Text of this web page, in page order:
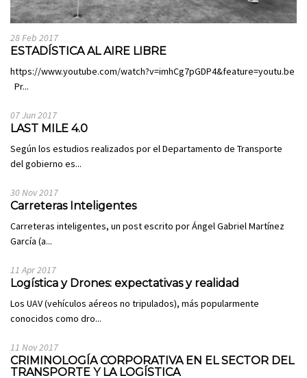
28 Feb 2017
ESTADÍSTICA AL AIRE LIBRE
https://www.youtube.com/watch?v=imhCg7pGDP4&feature=youtu.be
Pr...
07 Jun 2017
LAST MILE 4.0
Según los estudios realizados por el Departamento de Transporte
del gobierno es...
30 Nov 2017
Carreteras Inteligentes
Carreteras inteligentes, un post escrito por Ángel Gabriel Martínez
García (a...
11 Apr 2017
Logística y Drones: expectativas y realidad
Los UAV (vehículos aéreos no tripulados), más popularmente
conocidos como dro...
11 Nov 2017
CRIMINOLOGÍA CORPORATIVA EN EL SECTOR DEL
TRANSPORTE Y LA LOGÍSTICA